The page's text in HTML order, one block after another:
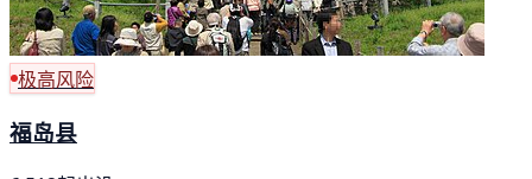
极高风险
福岛县